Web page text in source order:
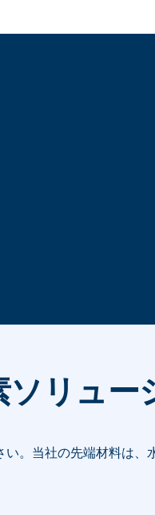
リュー
。当社の先端材料は、